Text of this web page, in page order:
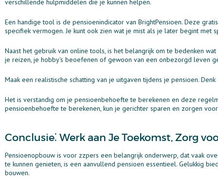
verschillende hulpmiddelen die je kunnen helpen.
Een handige tool is de pensioenindicator van BrightPensioen. Deze
specifiek vermogen. Je kunt ook zien wat je mist als je later begint met
Naast het gebruik van online tools, is het belangrijk om te bedenken
je reizen, je hobby's beoefenen of gewoon van een onbezorgd leven
Maak een realistische schatting van je uitgaven tijdens je pensioen.
Het is verstandig om je pensioenbehoefte te berekenen en deze
pensioenbehoefte te berekenen, kun je gerichter sparen en zorgen
Conclusie⁚ Werk aan Je Toekomst, Zorg
Pensioenopbouw is voor zzpers een belangrijk onderwerp, dat vaak
te kunnen genieten, is een aanvullend pensioen essentieel. Gelukkig
bouwen.